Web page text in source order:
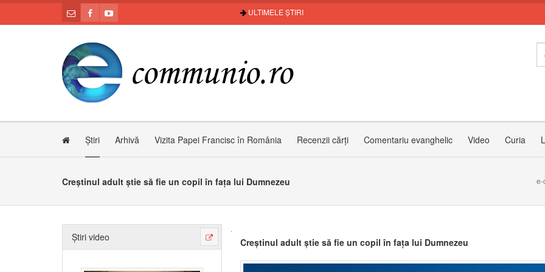
ULTIMELE ȘTIRI
Știri Arhivă Vizita Papei Francisc în România Recenzii cărți Comentariu evanghelic Video Curia
Creștinul adult știe să fie un copil în fața lui Dumnezeu e-
Știri video Creștinul adult știe să fie un copil în fața lui Dumnezeu